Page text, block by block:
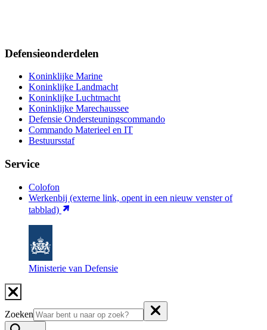
Defensieonderdelen
Koninklijke Marine
Koninklijke Landmacht
Koninklijke Luchtmacht
Koninklijke Marechaussee
Defensie Ondersteuningscommando
Commando Materieel en IT
Bestuursstaf
Service
Colofon
Werkenbij (externe link, opent in een nieuw venster of
tabblad)
Ministerie van Defensie
Zoeken